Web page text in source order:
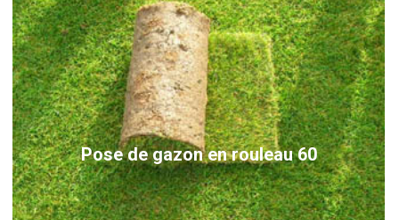
Pose de gazon en rouleau 60